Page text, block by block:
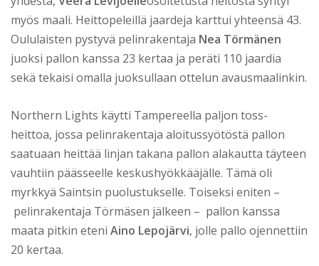
myös maali. Heittopeleillä jaardeja karttui yhteensä 43.
Oululaisten pystyvä pelinrakentaja Nea Törmänen
juoksi pallon kanssa 23 kertaa ja peräti 110 jaardia
sekä tekaisi omalla juoksullaan ottelun avausmaalinkin.
Northern Lights käytti Tampereella paljon toss-
heittoa, jossa pelinrakentaja aloitussyötöstä pallon
saatuaan heittää linjan takana pallon alakautta täyteen
vauhtiin päässeelle keskushyökkääjälle. Tämä oli
myrkkyä Saintsin puolustukselle. Toiseksi eniten –
pelinrakentaja Törmäsen jälkeen – pallon kanssa
maata pitkin eteni Aino Lepojärvi, jolle pallo ojennettiin
20 kertaa.